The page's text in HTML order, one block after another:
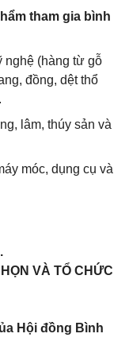
tham gia bình
nghệ (hàng từ gỗ
đồng, dệt thổ
lâm, thúy sản và
móc, dụng cụ và
VÀ TỔ CHỨC
Hội đồng Bình